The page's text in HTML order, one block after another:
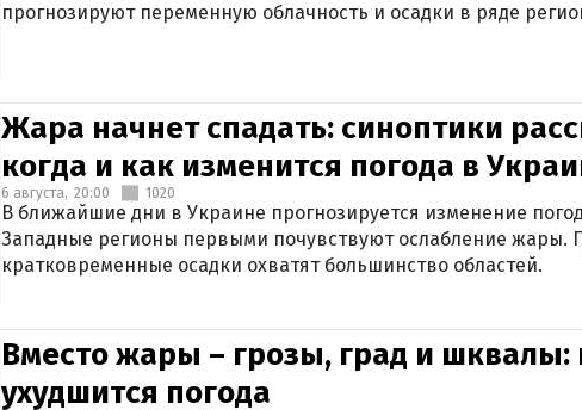
прогнозируют переменную облачность и осадки в ряде
Жара начнет спадать: синоптики
когда и как изменится погода в
6 августа, 20:00 1020
В ближайшие дни в Украине прогнозируется изменение
Западные регионы первыми почувствуют ослабление жары.
кратковременные осадки охватят большинство областей.
Вместо жары – грозы, град и шквалы:
ухудшится погода